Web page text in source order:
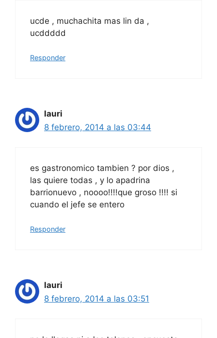
ucde , muchachita mas lin da ,
ucddddd
Responder
lauri
8 febrero, 2014 a las 03:44
es gastronomico tambien ? por dios ,
las quiere todas , y lo apadrina
barrionuevo , noooo!!!!que groso !!!! si
cuando el jefe se entero
Responder
lauri
8 febrero, 2014 a las 03:51